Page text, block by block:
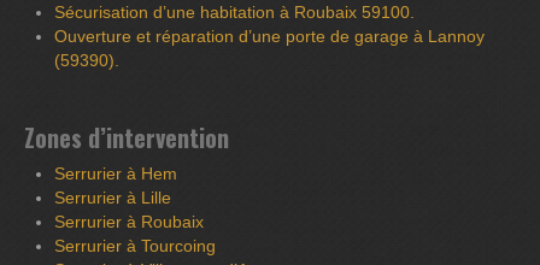
Sécurisation d’une habitation à Roubaix 59100.
Ouverture et réparation d’une porte de garage à Lannoy
(59390).
Zones d’intervention
Serrurier à Hem
Serrurier à Lille
Serrurier à Roubaix
Serrurier à Tourcoing